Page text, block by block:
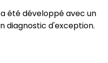
a été développé avec un
diagnostic d'exception.